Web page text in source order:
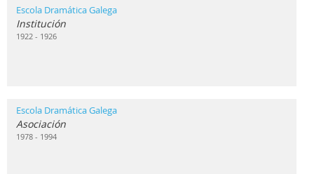
Escola Dramática Galega
Institución
1922 - 1926
Escola Dramática Galega
Asociación
1978 - 1994